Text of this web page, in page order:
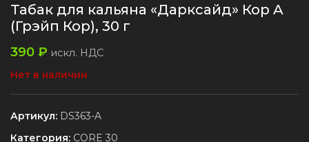
Табак для кальяна «Дарксайд» Кор A
(Грэйп Кор), 30 г
390 ₽ искл. НДС
Нет в наличии
Артикул: DS363-A
Категория: CORE 30